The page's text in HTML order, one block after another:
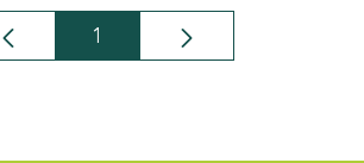
Seite
1